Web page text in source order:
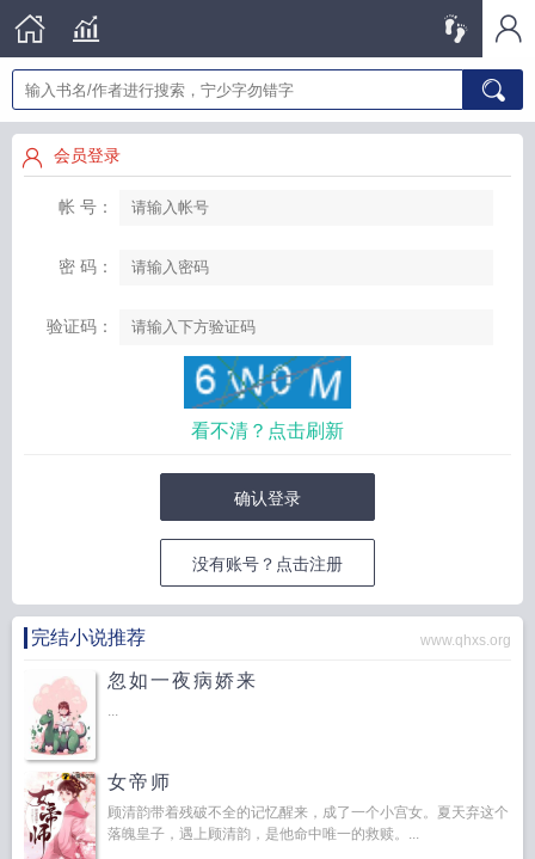
会员登录
帐 号：
密 码：
验证码：
看不清？点击刷新
确认登录
没有账号？点击注册
完结小说推荐 www.qhxs.org
忽如一夜病娇来
女帝师
顾清韵带着残破不全的记忆醒来，成了一个小宫女。夏天弃这个
落魄皇子，遇上顾清韵，是他命中唯一的救赎。...